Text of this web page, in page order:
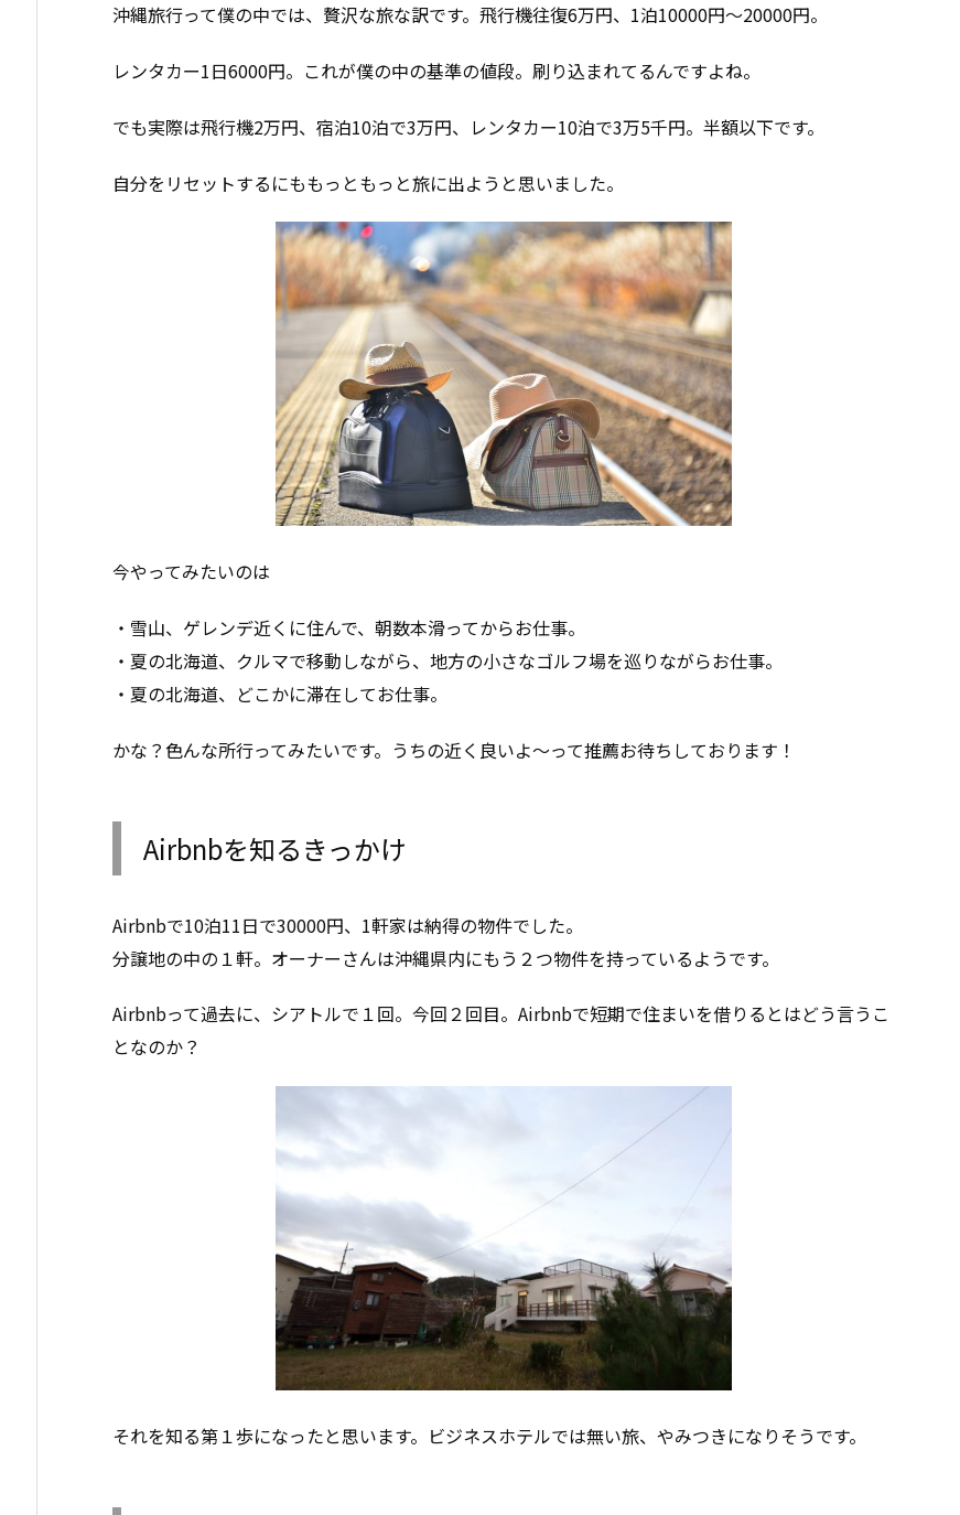
沖縄旅行って僕の中では、贅沢な旅な訳です。飛行機往復6万円、1泊10000円〜20000円。
レンタカー1日6000円。これが僕の中の基準の値段。刷り込まれてるんですよね。
でも実際は飛行機2万円、宿泊10泊で3万円、レンタカー10泊で3万5千円。半額以下です。
自分をリセットするにももっともっと旅に出ようと思いました。
今やってみたいのは
・雪山、ゲレンデ近くに住んで、朝数本滑ってからお仕事。
・夏の北海道、クルマで移動しながら、地方の小さなゴルフ場を巡りながらお仕事。
・夏の北海道、どこかに滞在してお仕事。
かな？色んな所行ってみたいです。うちの近く良いよ〜って推薦お待ちしております！
Airbnbを知るきっかけ
Airbnbで10泊11日で30000円、1軒家は納得の物件でした。
分譲地の中の１軒。オーナーさんは沖縄県内にもう２つ物件を持っているようです。
Airbnbって過去に、シアトルで１回。今回２回目。Airbnbで短期で住まいを借りるとはどう言うこ
となのか？
それを知る第１歩になったと思います。ビジネスホテルでは無い旅、やみつきになりそうです。